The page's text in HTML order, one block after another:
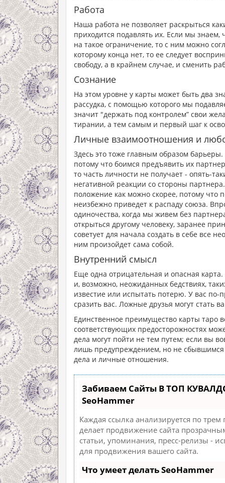
Работа
Наша работа не позволяет раскрыться
приходится подавлять их. Если мы
на такое ограничение, то с ним можно
которому конца нет, то ее следует
свободу, а в крайнем случае, и сменить
Сознание
На этом уровне у карты может быть два
рассудка, с помощью которого мы
значит "держать под контролем” свои
тирании, а тем самым и первый шаг к
Личные взаимоотношения и
Здесь это тоже главным образом
потому что боимся предъявить их
то часть личности не получает - опять-
негативной реакции со стороны
положение как можно скорее, потому что
неизбежно приведет к распаду союза.
одиночества, когда мы живем без
открыться другому человеку, заранее
советует для начала создать в себе все
ним произойдет сама собой.
Внутренний смысл
Еще одна отрицательная и опасная
и, возможно, неожиданных бедствиях,
известие или испытать потерю. У вас
сразить вас. Ложные друзья могут стать
Единственное преимущество карты
соответствующих предосторожностях
дела могут пойти не тем путем; если вы
лишь предупреждением, но не сбывшимся
дела и личные отношения.
Забиваем Сайты В ТОП
SeoHammer
Каждая ссылка анализируется по
делает продвижение сайта
статьи, упоминания, пресс-релизы -
для продвижения вашего сайта.
Что умеет делать SeoHammer